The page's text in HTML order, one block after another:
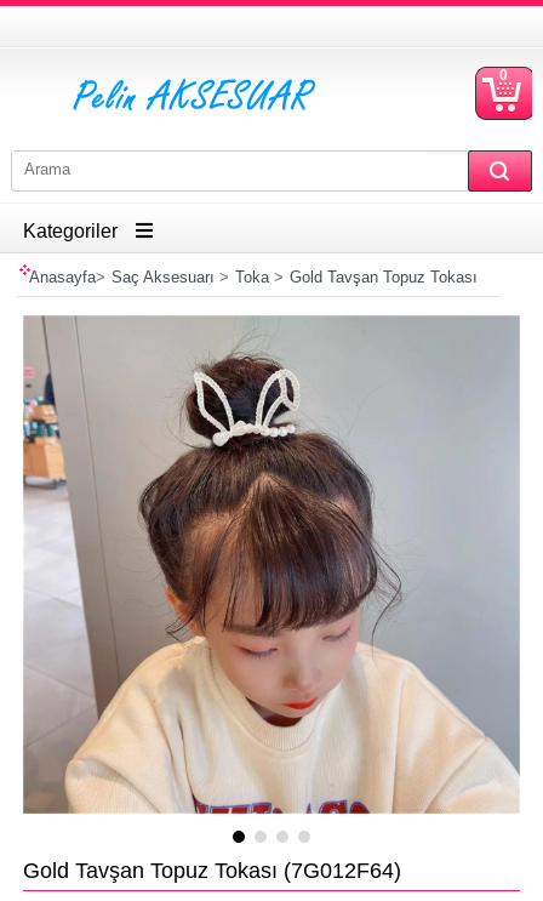
0
Kategoriler
Anasayfa> Saç Aksesuarı > Toka> Gold Tavşan Topuz Tokası
Gold Tavşan Topuz Tokası (7G012F64)